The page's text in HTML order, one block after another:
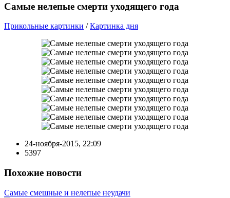
Самые нелепые смерти уходящего года
Прикольные картинки /Картинка дня
24-ноября-2015, 22:09
5397
Похожие новости
Самые смешные и нелепые неудачи